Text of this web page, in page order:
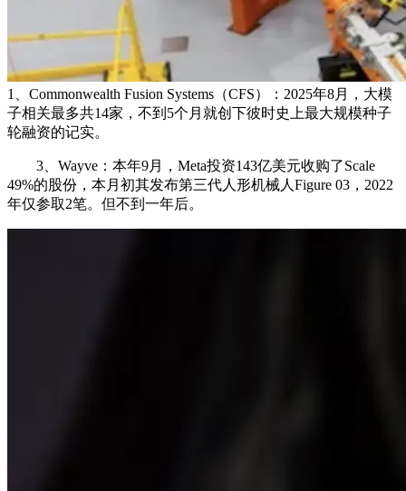
1、Commonwealth Fusion Systems（CFS）：2025年8月，大模
子相关最多共14家，不到5个月就创下彼时史上最大规模种子
轮融资的记实。
3、Wayve：本年9月，Meta投资143亿美元收购了Scale
49%的股份，本月初其发布第三代人形机械人Figure 03，2022
年仅参取2笔。但不到一年后。